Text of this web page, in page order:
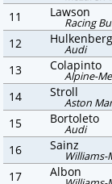
11
Lawson
Racing
12
Hulkenberg
Audi
13
Colapinto
Alpine-
14
Stroll
Aston
15
Bortoleto
Audi
16
Sainz
Williams-
17
Albon